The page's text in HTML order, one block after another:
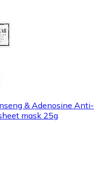
& Adenosine Anti-
mask 25g